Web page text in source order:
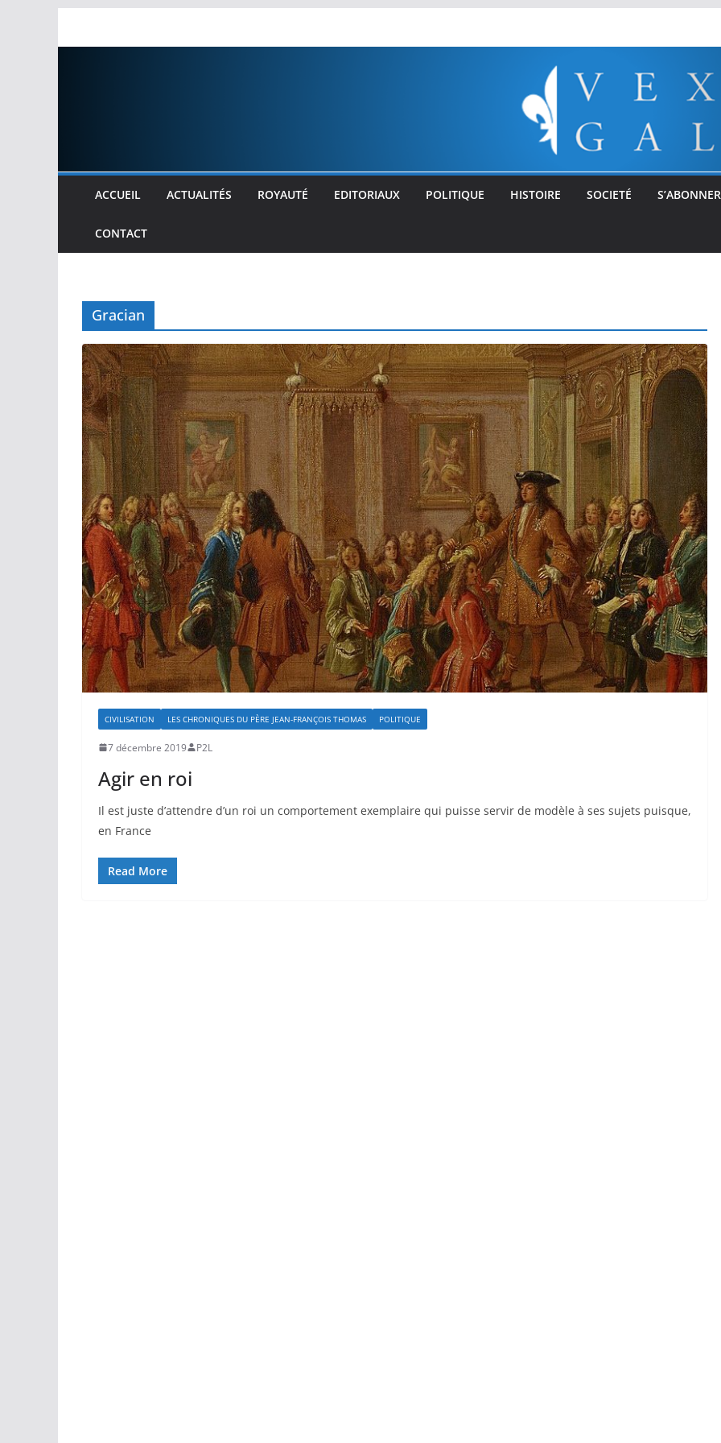
ACCUEIL ACTUALITÉS ROYAUTÉ EDITORIAUX POLITIQUE HISTOIRE SOCIETÉ
CONTACT
Gracian
CIVILISATION LES CHRONIQUES DU PÈRE JEAN-FRANÇOIS THOMAS POLITIQUE
7 décembre 2019 P2L
Agir en roi
Il est juste d’attendre d’un roi un comportement exemplaire qui puisse servir de modèle à ses sujets puisque,
en France
Read More